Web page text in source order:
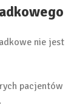
nie jest
pacjentów